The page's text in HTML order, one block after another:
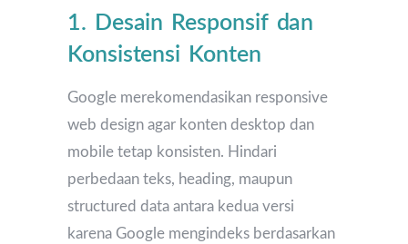
1. Desain Responsif dan
Konsistensi Konten
Google merekomendasikan responsive
web design agar konten desktop dan
mobile tetap konsisten. Hindari
perbedaan teks, heading, maupun
structured data antara kedua versi
karena Google mengindeks berdasarkan